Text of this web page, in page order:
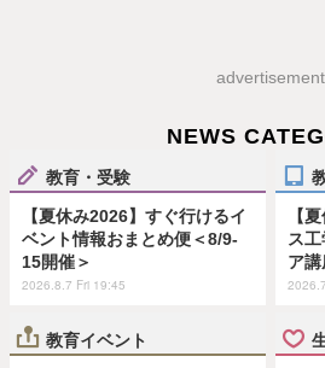
advertisement
NEWS
教育・受験
【夏休み2026】すぐ行けるイ
ベント情報おまとめ便＜8/9-
15開催＞
2026.8.7 Fri 19:45
【
ス
ア
教育イベント